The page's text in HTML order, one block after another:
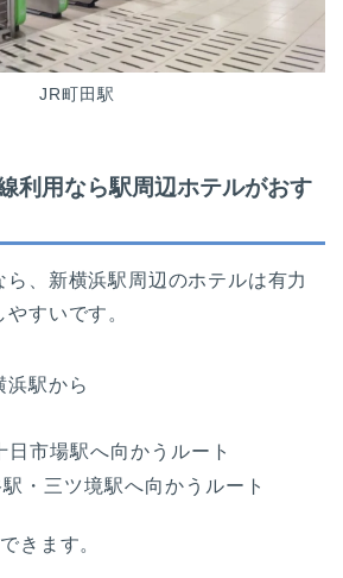
JR町田駅
利用なら駅周辺ホテルがおす
ら、新横浜駅周辺のホテルは有力
すいです。
浜駅から
日市場駅へ向かうルート
・三ツ境駅へ向かうルート
きます。